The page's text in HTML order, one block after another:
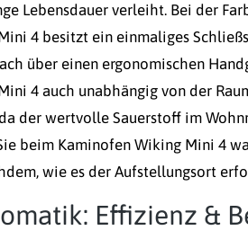
Lebensdauer verleiht. Bei der
4 besitzt ein einmaliges
über einen ergonomischen
4 auch unabhängig von der
der wertvolle Sauerstoff im
beim Kaminofen Wiking Mini 4
wie es der Aufstellungsort
Effizienz &